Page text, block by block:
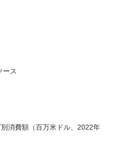
ース
消費額（百万米ドル、2022年